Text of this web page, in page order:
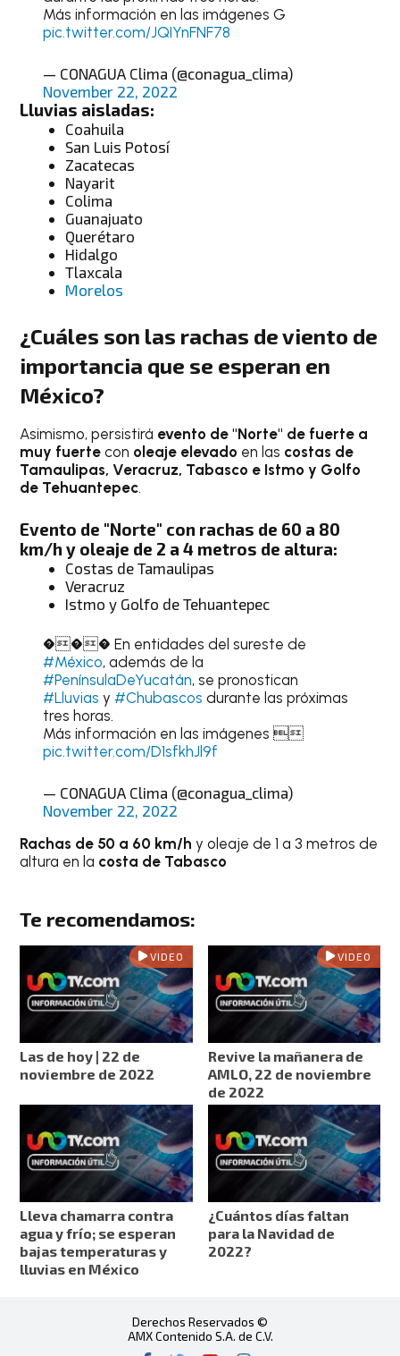
Más información en las imágenes G
pic.twitter.com/JQIYnFNF78
— CONAGUA Clima (@conagua_clima)
November 22, 2022
Lluvias aisladas:
Coahuila
San Luis Potosí
Zacatecas
Nayarit
Colima
Guanajuato
Querétaro
Hidalgo
Tlaxcala
Morelos
¿Cuáles son las rachas de viento de
importancia que se esperan en
México?
Asimismo, persistirá evento de "Norte" de fuerte a
muy fuerte con oleaje elevado en las costas de
Tamaulipas, Veracruz, Tabasco e Istmo y Golfo
de Tehuantepec.
Evento de "Norte" con rachas de 60 a 80
km/h y oleaje de 2 a 4 metros de altura:
Costas de Tamaulipas
Veracruz
Istmo y Golfo de Tehuantepec
��� En entidades del sureste de
#México, además de la
#PenínsulaDeYucatán, se pronostican
#Lluvias y #Chubascos durante las próximas
tres horas.
Más información en las imágenes 
pic.twitter.com/D1sfkhJl9f
— CONAGUA Clima (@conagua_clima)
November 22, 2022
Rachas de 50 a 60 km/h y oleaje de 1 a 3 metros de
altura en la costa de Tabasco
Te recomendamos:
VIDEO
Las de hoy | 22 de
noviembre de 2022
VIDEO
Revive la mañanera de
AMLO, 22 de noviembre
de 2022
Lleva chamarra contra
agua y frío; se esperan
bajas temperaturas y
lluvias en México
¿Cuántos días faltan
para la Navidad de
2022?
Derechos Reservados ©
AMX Contenido S.A. de C.V.